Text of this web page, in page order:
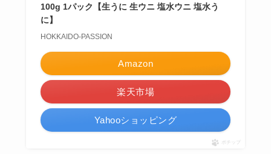
100g 1パック【生うに 生ウニ 塩水ウニ 塩水う
に】
HOKKAIDO-PASSION
Amazon
楽天市場
Yahooショッピング
ポチップ